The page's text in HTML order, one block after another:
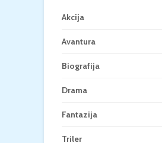
Akcija
Avantura
Biografija
Drama
Fantazija
Triler